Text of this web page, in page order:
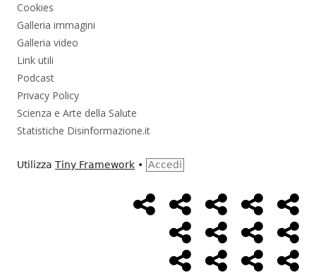
Cookies
Galleria immagini
Galleria video
Link utili
Podcast
Privacy Policy
Scienza e Arte della Salute
Statistiche Disinformazione.it
Utilizza Tiny Framework • Accedi
MenùHome
Page
Alimentazione
AmbienteBambini
Cancro ControlloEconomia
FarmaciMassoneriaNWO